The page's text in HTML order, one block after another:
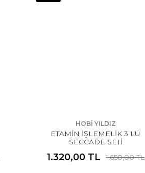
HOBİ YILDIZ
ETAMİN İŞLEMELİK 3 LÜ
SECCADE SETİ
1.320,00 TL 1.650,00 TL